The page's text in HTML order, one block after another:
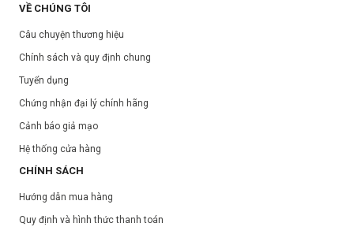
VỀ CHÚNG TÔI
Câu chuyện thương hiệu
Chính sách và quy định chung
Tuyển dụng
Chứng nhận đại lý chính hãng
Cảnh báo giả mạo
Hệ thống cửa hàng
CHÍNH SÁCH
Hướng dẫn mua hàng
Quy định và hình thức thanh toán